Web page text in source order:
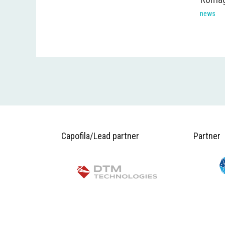
news
Capofila/Lead partner Partner